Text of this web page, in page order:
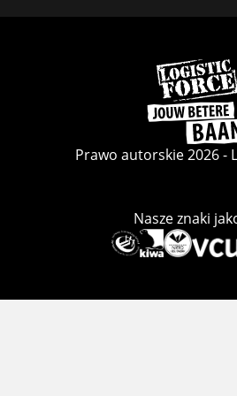
FacebookLinkedInInstagram
Wróć
do
strony
głównej
Prawo autorskie 2026 -
Nasze znaki
Deze
link
naar